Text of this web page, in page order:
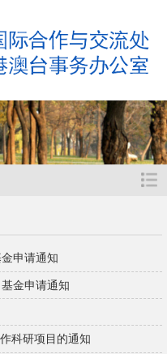
申请通知
金申请通知
科研项目的通知